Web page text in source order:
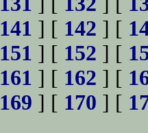
141 ] [ 142 ] [
151 ] [ 152 ] [
161 ] [ 162 ] [
169 ] [ 170 ] [